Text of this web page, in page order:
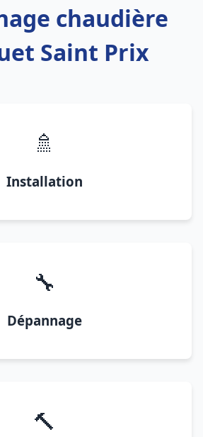
chaudière
Saint Prix
🚿
Installation
🔧
Dépannage
🔨